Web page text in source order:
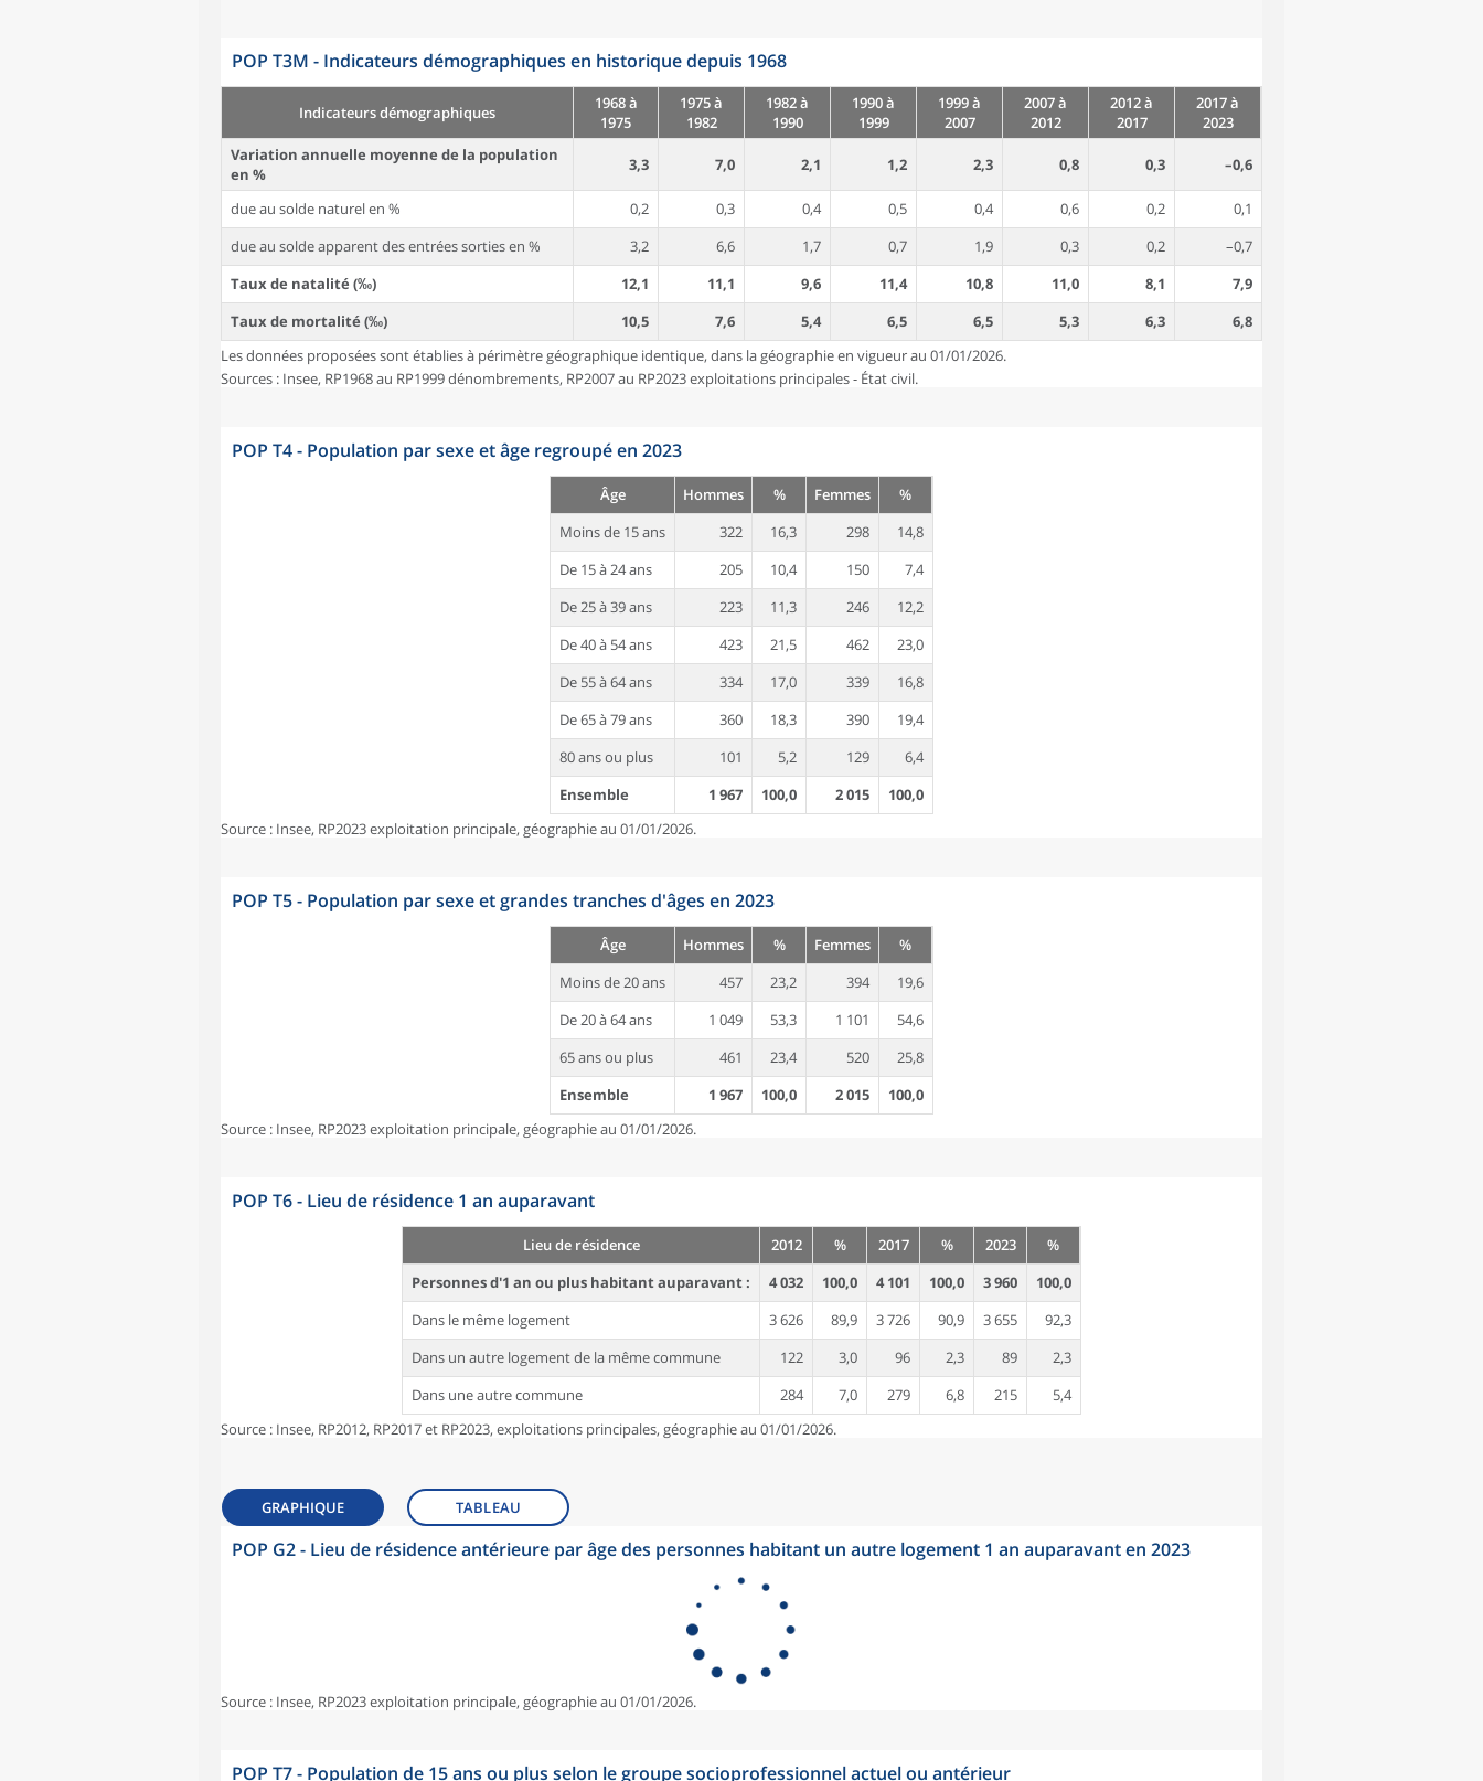
POP T3M - Indicateurs démographiques en historique depuis 1968
Indicateurs démographiques
1968 à
1975
1975 à
1982
1982 à
1990
1990 à
1999
1999 à
2007
2007 à
2012
2012 à
2017
2017 à
2023
Variation annuelle moyenne de la population
en %
3,3 7,0 2,1 1,2 2,3 0,8 0,3 –0,6
due au solde naturel en % 0,2 0,3 0,4 0,5 0,4 0,6 0,2
0,1
due au solde apparent des entrées sorties en %
3,2 6,6 1,7 0,7 1,9 0,3 0,2
–0,7
Taux de natalité (‰)
12,1 11,1 9,6 11,4 10,8 11,0 8,1
7,9
Taux de mortalité (‰)
10,5 7,6 5,4 6,5 6,5 5,3 6,3
6,8
Les données proposées sont établies à périmètre géographique identique, dans la géographie en vigueur au 01/01/2026.
Sources : Insee, RP1968 au RP1999 dénombrements, RP2007 au RP2023 exploitations principales - État civil.
POP T4 - Population par sexe et âge regroupé en 2023
Âge Hommes % Femmes
%
Moins de 15 ans
322 16,3 298
14,8
De 15 à 24 ans
205 10,4 150
7,4
De 25 à 39 ans
223 11,3 246
12,2
De 40 à 54 ans
423 21,5 462
23,0
De 55 à 64 ans
334 17,0 339
16,8
De 65 à 79 ans
360 18,3 390
19,4
80 ans ou plus
101 5,2 129
6,4
Ensemble
1 967 100,0 2 015
100,0
Source : Insee, RP2023 exploitation principale, géographie au 01/01/2026.
POP T5 - Population par sexe et grandes tranches d'âges en 2023
Âge Hommes % Femmes
%
Moins de 20 ans
457 23,2 394
19,6
De 20 à 64 ans
1 049 53,3 1 101
54,6
65 ans ou plus
461 23,4 520
25,8
Ensemble
1 967 100,0 2 015
100,0
Source : Insee, RP2023 exploitation principale, géographie au 01/01/2026.
POP T6 - Lieu de résidence 1 an auparavant
Lieu de résidence 2012 % 2017 % 2023
%
Personnes d'1 an ou plus habitant auparavant :
4 032 100,0 4 101 100,0 3 960
100,0
Dans le même logement
3 626 89,9 3 726 90,9 3 655
92,3
Dans un autre logement de la même commune
122 3,0 96 2,3 89
2,3
Dans une autre commune
284 7,0 279 6,8 215
5,4
Source : Insee, RP2012, RP2017 et RP2023, exploitations principales, géographie au 01/01/2026.
GRAPHIQUE TABLEAU
POP G2 - Lieu de résidence antérieure par âge des personnes habitant un autre logement 1 an auparavant en 2023
Source : Insee, RP2023 exploitation principale, géographie au 01/01/2026.
POP T7 - Population de 15 ans ou plus selon le groupe socioprofessionnel actuel ou antérieur